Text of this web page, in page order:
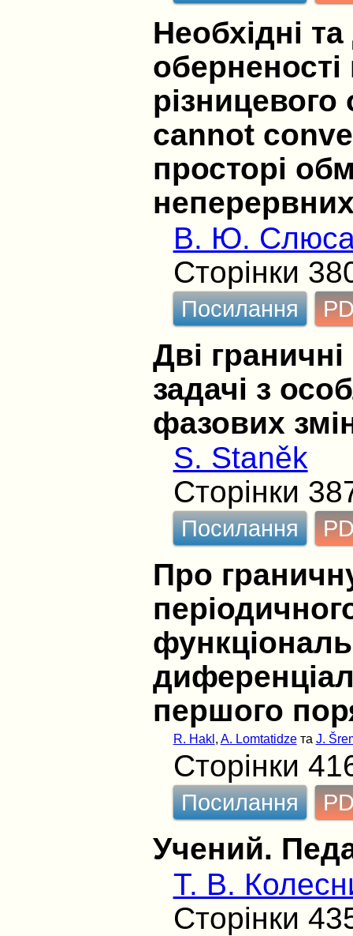
Необхідні
оберненості
cannot
просторі
В. Ю.
Сторінки
Посилання
Дві
задачі з
фазових
S. Staněk
Сторінки
Посилання
Про
першого
R. Hakl , A. Lomtatidzeта J.
Сторінки
Посилання
Учений.
Т. В.
Сторінки